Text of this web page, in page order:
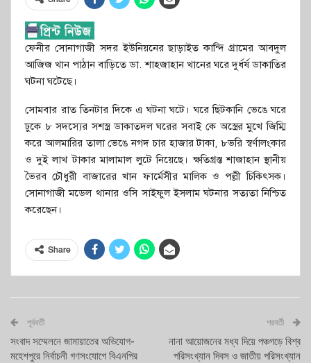
ফেনীর সোনাগাজী সদর ইউনিয়নের ছাড়াইত কান্দি গ্রামের আবদুল
আজিজ খান পাঠান বাড়িতে ডা. শাহজাহান খানের ঘরে দুর্ধর্ষ ডাকাতির
ঘটনা ঘটেছে।
সোমবার রাত তিনটার দিকে এ ঘটনা ঘটে। ঘরে ছিটকানি ভেঙে ঘরে
ঢুকে ৮ সদস্যের সশস্ত্র ডাকাতদল ঘরের সবাই কে অস্ত্রের মুখে জিম্মি
করে আলমারির তালা ভেঙে নগদ চার হাজার টাকা, ৮ভরি স্বর্ণালংকার
ও দুই লাখ টাকার মালামাল লুটে নিয়েছে। ক্ষতিগ্রস্ত শাজাহান স্থানীয়
ভৈরব চৌধুরী বাজারের খান ফার্মেসীর মালিক ও পল্লী চিকিৎসক।
সোনাগাজী মডেল থানার ওসি সাইফুল ইসলাম ঘটনার সত্যতা নিশ্চিত
করেছেন।
Share
পূর্ববর্তী
সংবাদ সম্মেলনে জামায়াতের অভিযোগ-
মহেশপুরে নির্বাচনী গণসংযোগে বিএনপির
পরবর্তী
নানা আয়োজনের মধ্য দিয়ে পঞ্চগড়ে বিশ্ব
পরিসংখ্যান দিবস ও জাতীয় পরিসংখ্যান